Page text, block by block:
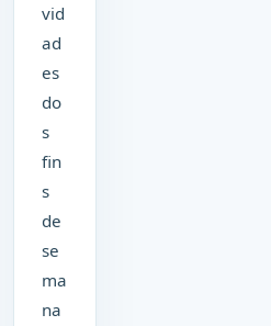
vid
ad
es
do
s
fin
s
de
se
ma
na